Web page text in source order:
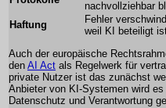
nachvollziehbar
Haftung
Fehler
weil KI beteiligt
Auch der europäische
den AI Act als Regelwerk für
private Nutzer ist das zunächst
Anbieter von KI-Systemen wird
Datenschutz und Verantwortung